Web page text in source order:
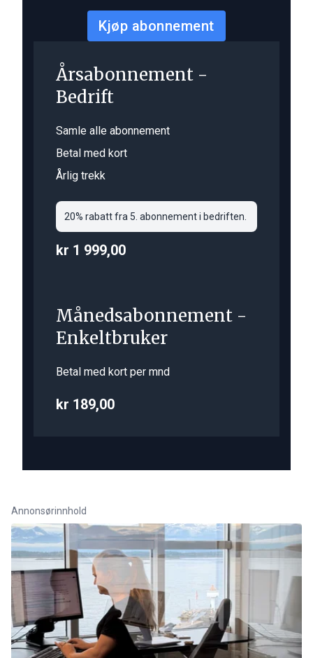
Kjøp abonnement
Årsabonnement -
Bedrift
Samle alle abonnement
Betal med kort
Årlig trekk
20% rabatt fra 5. abonnement i bedriften.
kr 1 999,00
Månedsabonnement -
Enkeltbruker
Betal med kort per mnd
kr 189,00
Annonsørinnhold